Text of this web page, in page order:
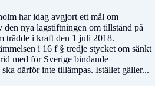
har idag avgjort ett mål om
den nya lagstiftningen om tillstånd på
trädde i kraft den 1 juli 2018.
i 16 f § tredje stycket om sänkt
med för Sverige bindande
därför inte tillämpas. Istället gäller...